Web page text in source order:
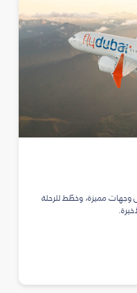
وجهات مميزة، وخطّط للرحلة